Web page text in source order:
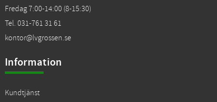
Fredag 7:00-14:00 (8-15:30)
Tel. 031-761 31 61
kontor@lvgrossen.se
Information
Kundtjänst